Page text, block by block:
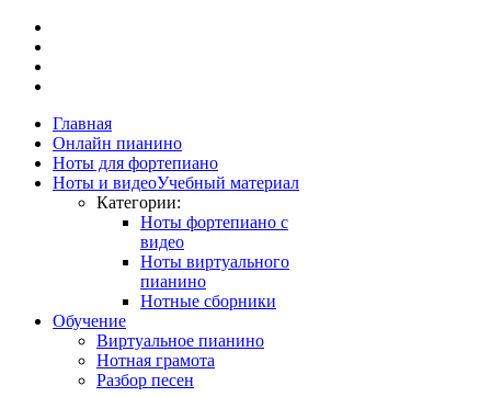
Главная
Онлайн пианино
Ноты для фортепиано
Ноты и видеоУчебный материал
Категории:
Ноты фортепиано с
видео
Ноты виртуального
пианино
Нотные сборники
Обучение
Виртуальное пианино
Нотная грамота
Разбор песен